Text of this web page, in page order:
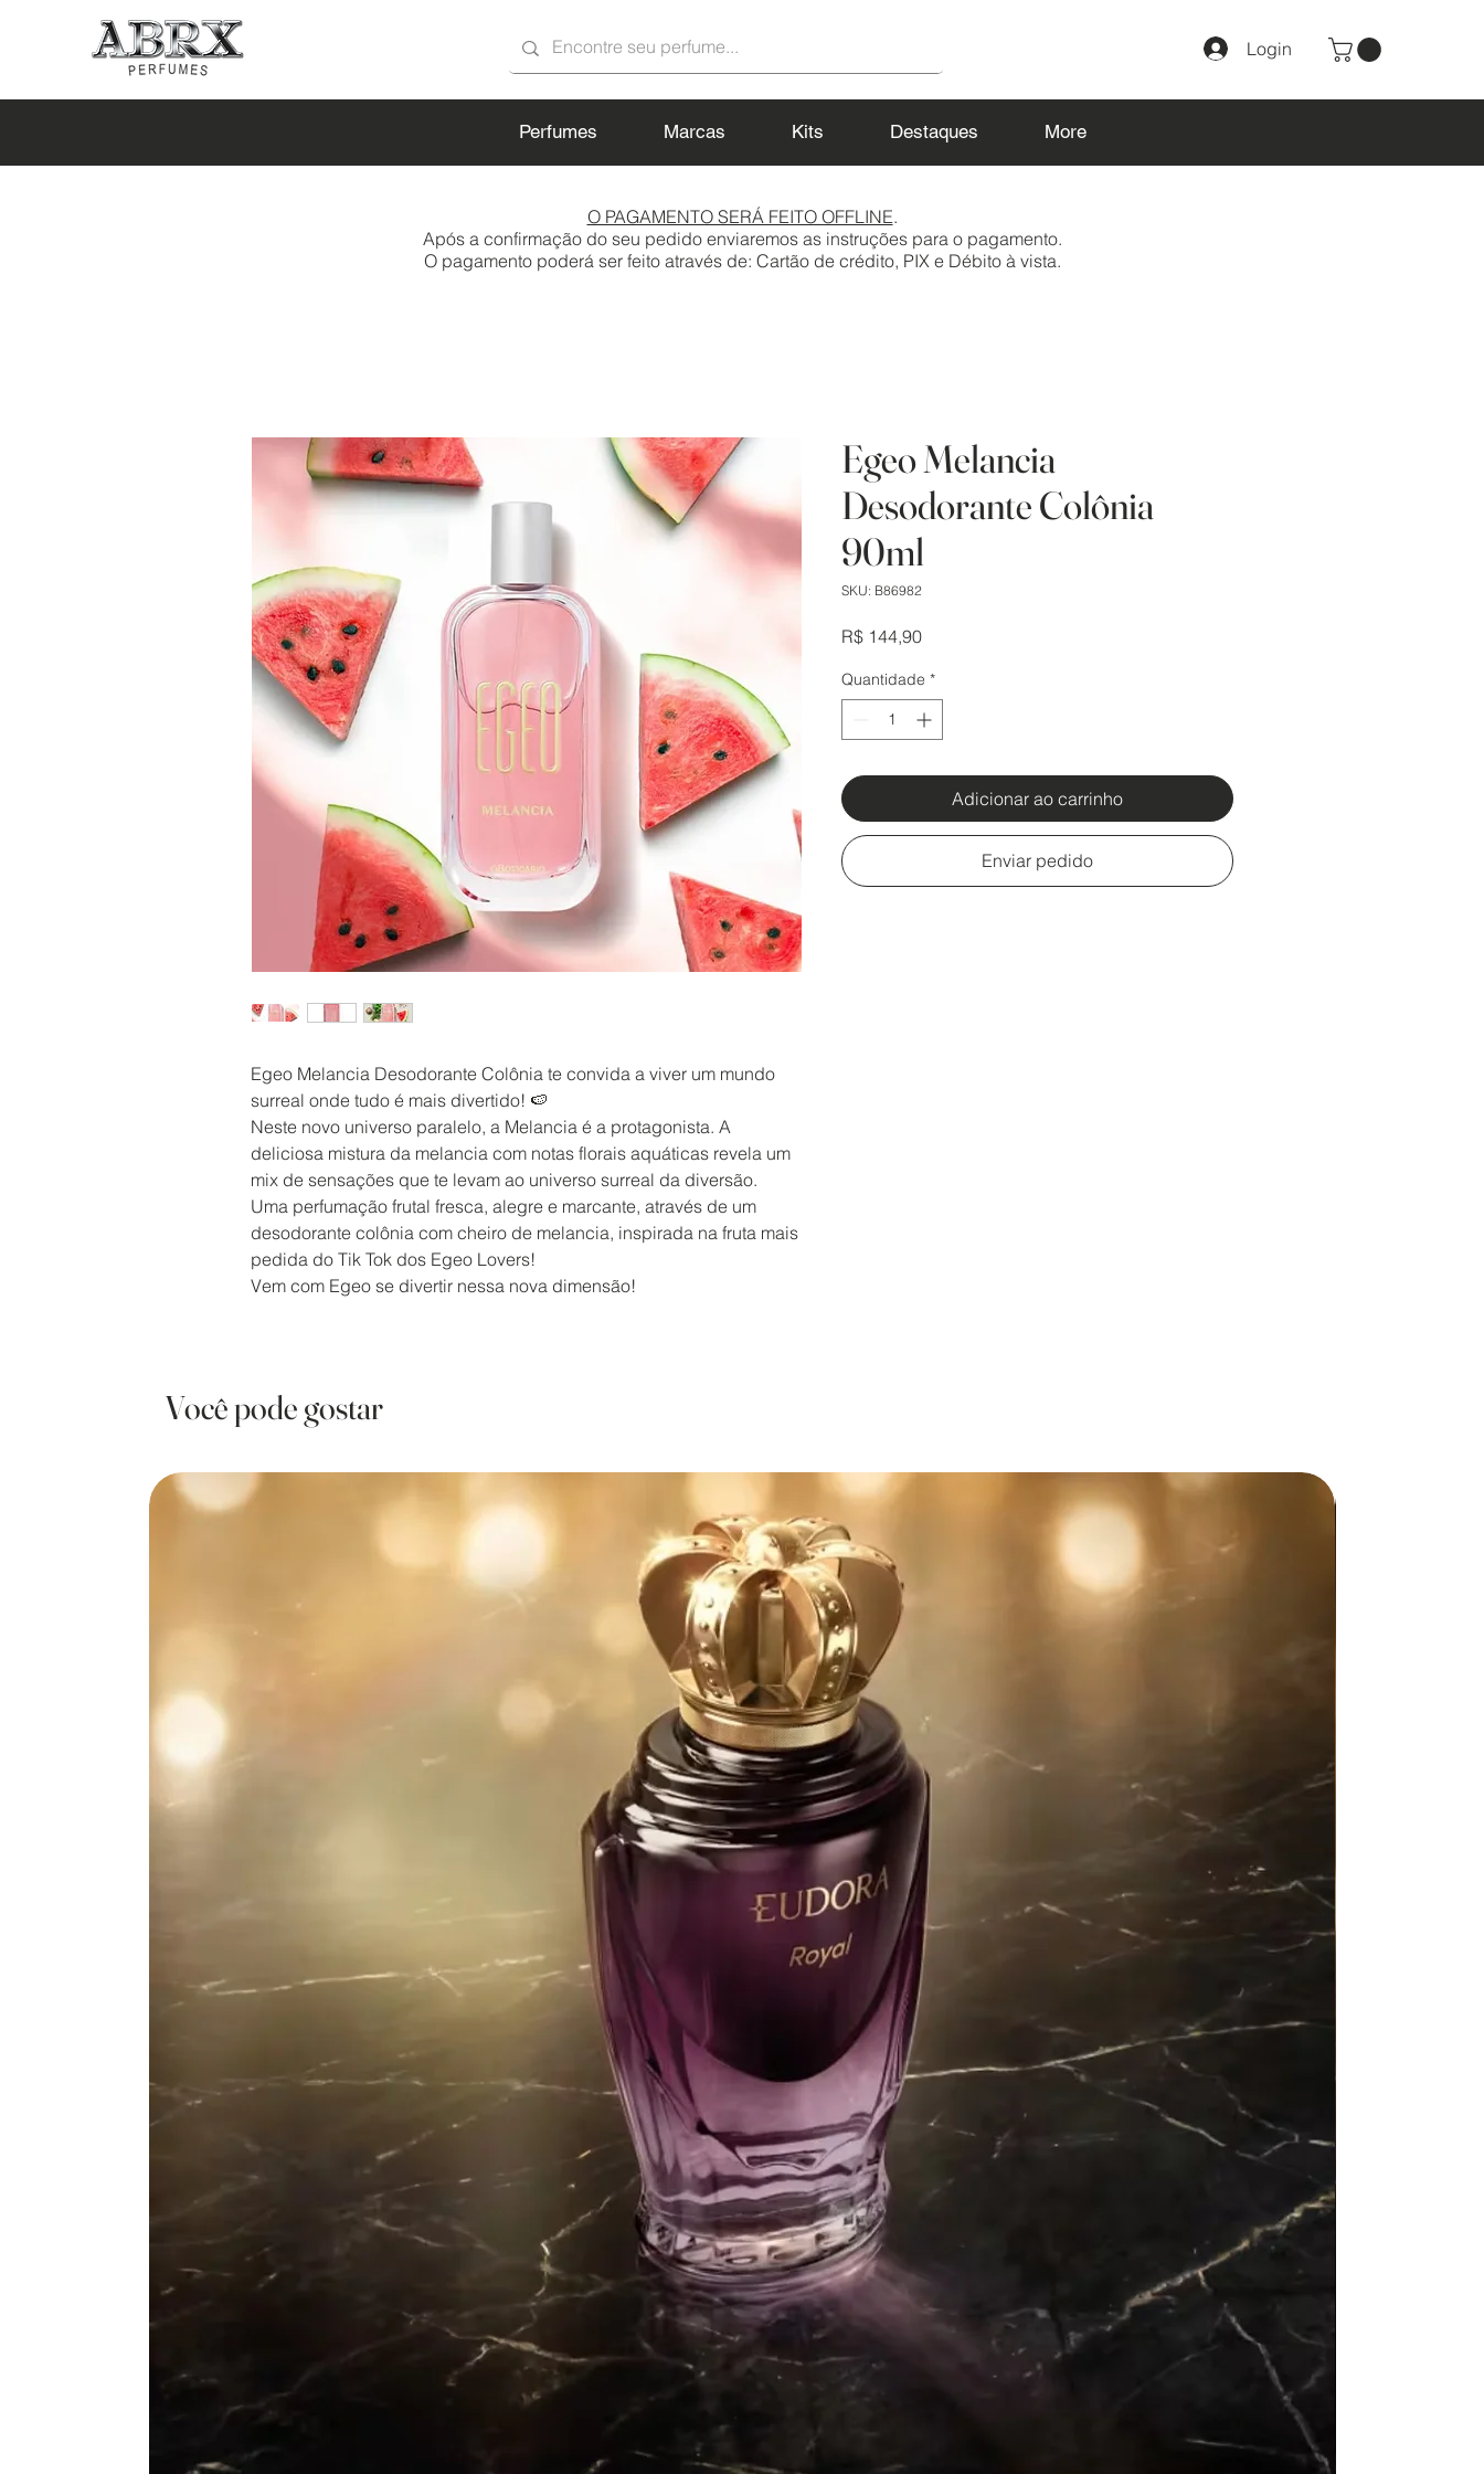
Login
Perfumes Marcas Kits Destaques More
O PAGAMENTO SERÁ FEITO OFFLINE.
Após a confirmação do seu pedido enviaremos as instruções para o pagamento.
O pagamento poderá ser feito através de: Cartão de crédito, PIX e Débito à vista.
Egeo Melancia Desodorante Colônia te convida a viver um mundo
surreal onde tudo é mais divertido! 🍉
Neste novo universo paralelo, a Melancia é a protagonista. A
deliciosa mistura da melancia com notas florais aquáticas revela um
mix de sensações que te levam ao universo surreal da diversão.
Uma perfumação frutal fresca, alegre e marcante, através de um
desodorante colônia com cheiro de melancia, inspirada na fruta mais
pedida do Tik Tok dos Egeo Lovers!
Vem com Egeo se divertir nessa nova dimensão!
Egeo Melancia
Desodorante Colônia
90ml
SKU: B86982
R$ 144,90Preço
Quantidade *
Adicionar ao carrinho
Enviar pedido
Você pode gostar